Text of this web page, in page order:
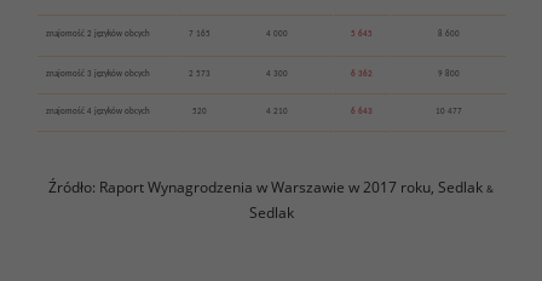
znajomość 2 języków obcych 7 165 4 000 5 645 8 600
znajomość 3 języków obcych 2 573 4 300 6 362 9 800
znajomość 4 języków obcych 520 4 210 6 643 10 477
Źródło: Raport Wynagrodzenia w Warszawie w 2017 roku, Sedlak &
Sedlak